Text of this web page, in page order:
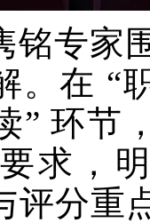
铭专家
。在 “
” 环节
求，
评分重